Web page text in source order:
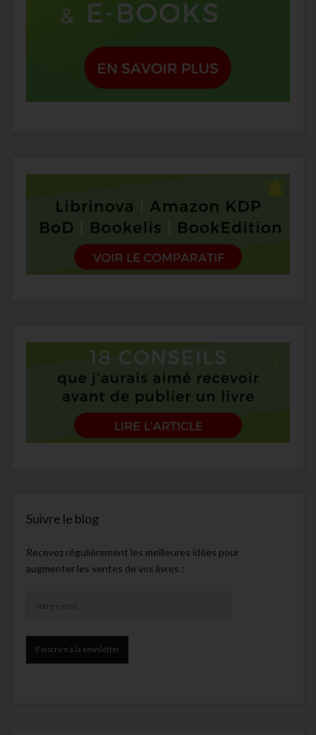
Suivre le blog
Recevez régulièrement les meilleures idées pour
augmenter les ventes de vos livres :